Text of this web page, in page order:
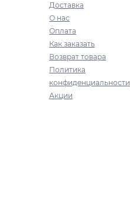
Доставка
О нас
Оплата
Как заказать
Возврат товара
Политика
конфиденциальности
Акции